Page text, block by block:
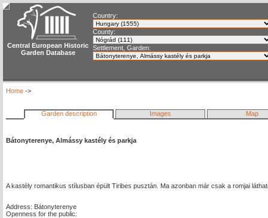
Central European Historic
Garden Database
Country:
County:
Settlement, Garden:
Home ->
Garden description Images Map
Bátonyterenye, Almássy kastély és parkja
A kastély romantikus stílusban épült Tiribes pusztán. Ma azonban már csak a romjai
Address: Bátonyterenye
Openness for the public: